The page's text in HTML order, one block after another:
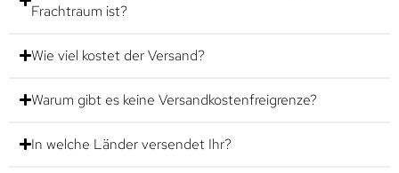
Frachtraum ist?
Wie viel kostet der Versand?
Warum gibt es keine Versandkostenfreigrenze?
In welche Länder versendet Ihr?